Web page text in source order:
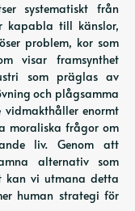
systematiskt från
kapabla till känslor,
problem, kor som
visar framsynthet
som präglas av
och plågsamma
vidmakthåller enormt
moraliska frågor om
liv. Genom att
alternativ som
kan vi utmana detta
human strategi för